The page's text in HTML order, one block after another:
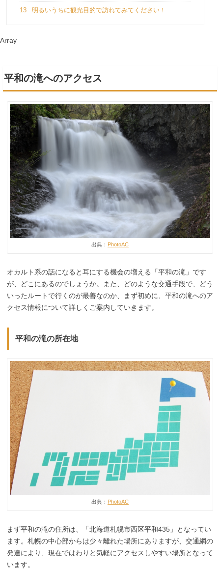
13 明るいうちに観光目的で訪れてみてください！
Array
平和の滝へのアクセス
出典： PhotoAC
オカルト系の話になると耳にする機会の増える「平和の滝」です
が、どこにあるのでしょうか。また、どのような交通手段で、どう
いったルートで行くのが最善なのか、まず初めに、平和の滝へのア
クセス情報について詳しくご案内していきます。
平和の滝の所在地
出典： PhotoAC
まず平和の滝の住所は、「北海道札幌市西区平和435」となってい
ます。札幌の中心部からは少々離れた場所にありますが、交通網の
発達により、現在ではわりと気軽にアクセスしやすい場所となって
います。